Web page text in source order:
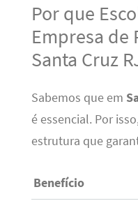
Por que
Empresa de
Santa Cruz
Sabemos que em
é essencial. Por
estrutura que
Benefício